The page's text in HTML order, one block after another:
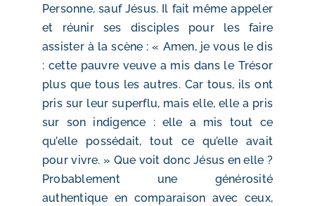
Personne, sauf Jésus. Il fait même appeler
et réunir ses disciples pour les faire
assister à la scène : « Amen, je vous le dis
: cette pauvre veuve a mis dans le Trésor
plus que tous les autres. Car tous, ils ont
pris sur leur superflu, mais elle, elle a pris
sur son indigence : elle a mis tout ce
qu’elle possédait, tout ce qu’elle avait
pour vivre. » Que voit donc Jésus en elle ?
Probablement une générosité
authentique en comparaison avec ceux,